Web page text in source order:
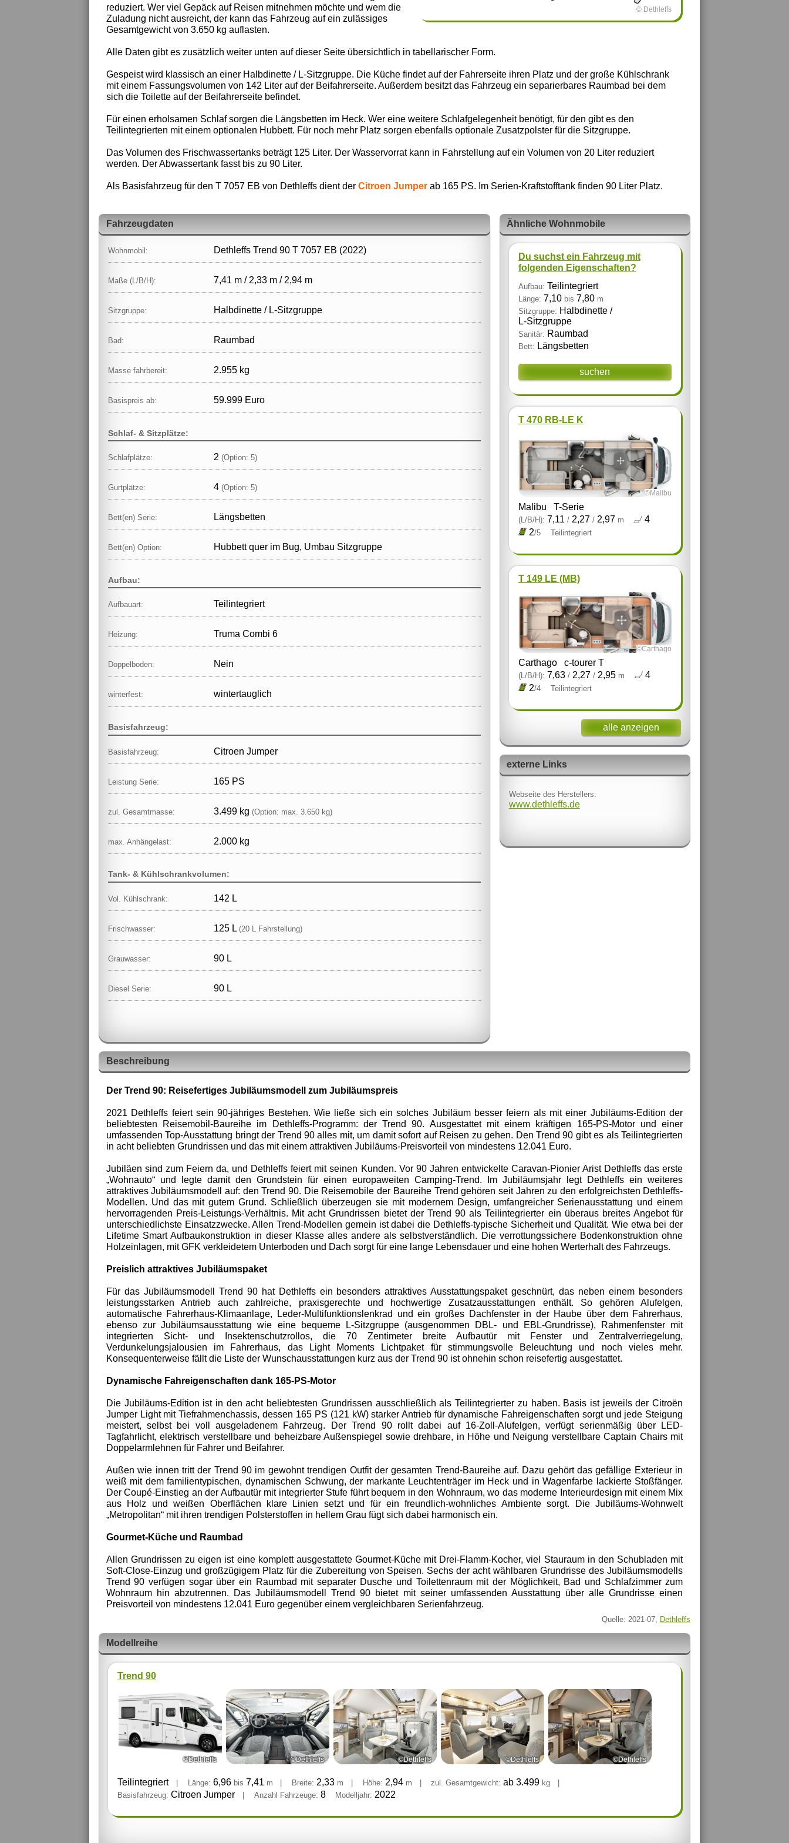
© Dethleffs
reduziert. Wer viel Gepäck auf Reisen mitnehmen möchte und wem die
Zuladung nicht ausreicht, der kann das Fahrzeug auf ein zulässiges
Gesamtgewicht von 3.650 kg auflasten.
Alle Daten gibt es zusätzlich weiter unten auf dieser Seite übersichtlich in tabellarischer Form.
Gespeist wird klassisch an einer Halbdinette / L-Sitzgruppe. Die Küche findet auf der Fahrerseite ihren Platz und der große Kühlschrank
mit einem Fassungsvolumen von 142 Liter auf der Beifahrerseite. Außerdem besitzt das Fahrzeug ein separierbares Raumbad bei dem
sich die Toilette auf der Beifahrerseite befindet.
Für einen erholsamen Schlaf sorgen die Längsbetten im Heck. Wer eine weitere Schlafgelegenheit benötigt, für den gibt es den
Teilintegrierten mit einem optionalen Hubbett. Für noch mehr Platz sorgen ebenfalls optionale Zusatzpolster für die Sitzgruppe.
Das Volumen des Frischwassertanks beträgt 125 Liter. Der Wasservorrat kann in Fahrstellung auf ein Volumen von 20 Liter reduziert
werden. Der Abwassertank fasst bis zu 90 Liter.
Als Basisfahrzeug für den T 7057 EB von Dethleffs dient der Citroen Jumperab 165 PS. Im Serien-Kraftstofftank finden 90 Liter Platz.
Fahrzeugdaten
Wohnmobil: Dethleffs Trend 90 T 7057 EB (2022)
Maße (L/B/H): 7,41 m / 2,33 m / 2,94 m
Sitzgruppe: Halbdinette / L‑Sitzgruppe
Bad: Raumbad
Masse fahrbereit: 2.955 kg
Basispreis ab: 59.999 Euro
Schlaf- & Sitzplätze:
Schlafplätze: 2 (Option: 5)
Gurtplätze: 4 (Option: 5)
Bett(en) Serie: Längsbetten
Bett(en) Option: Hubbett quer im Bug, Umbau Sitzgruppe
Aufbau:
Aufbauart: Teilintegriert
Heizung: Truma Combi 6
Doppelboden: Nein
winterfest: wintertauglich
Basisfahrzeug:
Basisfahrzeug: Citroen Jumper
Leistung Serie: 165 PS
zul. Gesamtmasse: 3.499 kg (Option: max. 3.650 kg)
max. Anhängelast: 2.000 kg
Tank- & Kühlschrankvolumen:
Vol. Kühlschrank: 142 L
Frischwasser: 125 L (20 L Fahrstellung)
Grauwasser: 90 L
Diesel Serie: 90 L
Ähnliche Wohnmobile
Du suchst ein Fahrzeug mit
folgenden Eigenschaften?
Aufbau: Teilintegriert
Länge: 7,10 bis 7,80 m
Sitzgruppe: Halbdinette /
L‑Sitzgruppe
Sanitär: Raumbad
Bett: Längsbetten
suchen
T 470 RB-LE K
©Malibu
Malibu T-Serie
(L/B/H): 7,11 /2,27 /2,97 m
4
2/5 Teilintegriert
T 149 LE (MB)
©Carthago
Carthago c-tourer T
(L/B/H): 7,63 /2,27 /2,95 m
4
2/4 Teilintegriert
alle anzeigen
externe Links
Webseite des Herstellers:
www.dethleffs.de
Beschreibung
Der Trend 90: Reisefertiges Jubiläumsmodell zum Jubiläumspreis
2021 Dethleffs feiert sein 90-jähriges Bestehen. Wie ließe sich ein solches Jubiläum besser feiern als mit einer Jubiläums-Edition der
beliebtesten Reisemobil-Baureihe im Dethleffs-Programm: der Trend 90. Ausgestattet mit einem kräftigen 165-PS-Motor und einer
umfassenden Top-Ausstattung bringt der Trend 90 alles mit, um damit sofort auf Reisen zu gehen. Den Trend 90 gibt es als Teilintegrierten
in acht beliebten Grundrissen und das mit einem attraktiven Jubiläums-Preisvorteil von mindestens 12.041 Euro.
Jubiläen sind zum Feiern da, und Dethleffs feiert mit seinen Kunden. Vor 90 Jahren entwickelte Caravan-Pionier Arist Dethleffs das erste
„Wohnauto“ und legte damit den Grundstein für einen europaweiten Camping-Trend. Im Jubiläumsjahr legt Dethleffs ein weiteres
attraktives Jubiläumsmodell auf: den Trend 90. Die Reisemobile der Baureihe Trend gehören seit Jahren zu den erfolgreichsten Dethleffs-
Modellen. Und das mit gutem Grund. Schließlich überzeugen sie mit modernem Design, umfangreicher Serienausstattung und einem
hervorragenden Preis-Leistungs-Verhältnis. Mit acht Grundrissen bietet der Trend 90 als Teilintegrierter ein überaus breites Angebot für
unterschiedlichste Einsatzzwecke. Allen Trend-Modellen gemein ist dabei die Dethleffs-typische Sicherheit und Qualität. Wie etwa bei der
Lifetime Smart Aufbaukonstruktion in dieser Klasse alles andere als selbstverständlich. Die verrottungssichere Bodenkonstruktion ohne
Holzeinlagen, mit GFK verkleidetem Unterboden und Dach sorgt für eine lange Lebensdauer und eine hohen Werterhalt des Fahrzeugs.
Preislich attraktives Jubiläumspaket
Für das Jubiläumsmodell Trend 90 hat Dethleffs ein besonders attraktives Ausstattungspaket geschnürt, das neben einem besonders
leistungsstarken Antrieb auch zahlreiche, praxisgerechte und hochwertige Zusatzausstattungen enthält. So gehören Alufelgen,
automatische Fahrerhaus-Klimaanlage, Leder-Multifunktionslenkrad und ein großes Dachfenster in der Haube über dem Fahrerhaus,
ebenso zur Jubiläumsausstattung wie eine bequeme L-Sitzgruppe (ausgenommen DBL- und EBL-Grundrisse), Rahmenfenster mit
integrierten Sicht- und Insektenschutzrollos, die 70 Zentimeter breite Aufbautür mit Fenster und Zentralverriegelung,
Verdunkelungsjalousien im Fahrerhaus, das Light Moments Lichtpaket für stimmungsvolle Beleuchtung und noch vieles mehr.
Konsequenterweise fällt die Liste der Wunschausstattungen kurz aus der Trend 90 ist ohnehin schon reisefertig ausgestattet.
Dynamische Fahreigenschaften dank 165-PS-Motor
Die Jubiläums-Edition ist in den acht beliebtesten Grundrissen ausschließlich als Teilintegrierter zu haben. Basis ist jeweils der Citroën
Jumper Light mit Tiefrahmenchassis, dessen 165 PS (121 kW) starker Antrieb für dynamische Fahreigenschaften sorgt und jede Steigung
meistert, selbst bei voll ausgeladenem Fahrzeug. Der Trend 90 rollt dabei auf 16-Zoll-Alufelgen, verfügt serienmäßig über LED-
Tagfahrlicht, elektrisch verstellbare und beheizbare Außenspiegel sowie drehbare, in Höhe und Neigung verstellbare Captain Chairs mit
Doppelarmlehnen für Fahrer und Beifahrer.
Außen wie innen tritt der Trend 90 im gewohnt trendigen Outfit der gesamten Trend-Baureihe auf. Dazu gehört das gefällige Exterieur in
weiß mit dem familientypischen, dynamischen Schwung, der markante Leuchtenträger im Heck und in Wagenfarbe lackierte Stoßfänger.
Der Coupé-Einstieg an der Aufbautür mit integrierter Stufe führt bequem in den Wohnraum, wo das moderne Interieurdesign mit einem Mix
aus Holz und weißen Oberflächen klare Linien setzt und für ein freundlich-wohnliches Ambiente sorgt. Die Jubiläums-Wohnwelt
„Metropolitan“ mit ihren trendigen Polsterstoffen in hellem Grau fügt sich dabei harmonisch ein.
Gourmet-Küche und Raumbad
Allen Grundrissen zu eigen ist eine komplett ausgestattete Gourmet-Küche mit Drei-Flamm-Kocher, viel Stauraum in den Schubladen mit
Soft-Close-Einzug und großzügigem Platz für die Zubereitung von Speisen. Sechs der acht wählbaren Grundrisse des Jubiläumsmodells
Trend 90 verfügen sogar über ein Raumbad mit separater Dusche und Toilettenraum mit der Möglichkeit, Bad und Schlafzimmer zum
Wohnraum hin abzutrennen. Das Jubiläumsmodell Trend 90 bietet mit seiner umfassenden Ausstattung über alle Grundrisse einen
Preisvorteil von mindestens 12.041 Euro gegenüber einem vergleichbaren Serienfahrzeug.
Quelle: 2021-07, Dethleffs
Modellreihe
Trend 90
©Dethleffs ©Dethleffs ©Dethleffs ©Dethleffs ©Dethleffs
Teilintegriert Länge: 6,96 bis 7,41 m Breite: 2,33 m Höhe: 2,94 m zul. Gesamtgewicht: ab 3.499 kg
Basisfahrzeug: Citroen Jumper Anzahl Fahrzeuge: 8 Modelljahr: 2022